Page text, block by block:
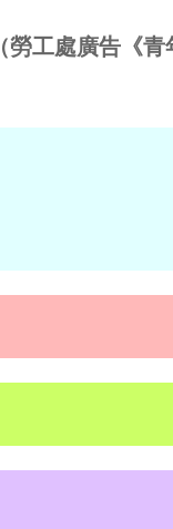
（勞工處廣告《